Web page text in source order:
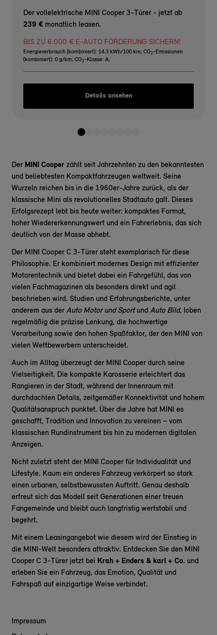
Der vollelektrische MINI Cooper 3-Türer - jetzt ab
239 € monatlich leasen.
BIS ZU 6.000 € E-AUTO FÖRDERUNG SICHERN!
Energieverbrauch (kombiniert): 14,3 kWh/100 km; CO2 -Emissionen
(kombiniert): 0 g/km; CO2 -Klasse: A;
Details ansehen
Der MINI Cooper zählt seit Jahrzehnten zu den bekanntesten
und beliebtesten Kompaktfahrzeugen weltweit. Seine
Wurzeln reichen bis in die 1960er-Jahre zurück, als der
klassische Mini als revolutionelles Stadtauto galt. Dieses
Erfolgsrezept lebt bis heute weiter: kompaktes Format,
hoher Wiedererkennungswert und ein Fahrerlebnis, das sich
deutlich von der Masse abhebt.
Der MINI Cooper C 3-Türer steht exemplarisch für diese
Philosophie. Er kombiniert modernes Design mit effizienter
Motorentechnik und bietet dabei ein Fahrgefühl, das von
vielen Fachmagazinen als besonders direkt und agil
beschrieben wird. Studien und Erfahrungsberichte, unter
anderem aus der Auto Motor und Sportund Auto Bild, loben
regelmäßig die präzise Lenkung, die hochwertige
Verarbeitung sowie den hohen Spaßfaktor, der den MINI von
vielen Wettbewerbern unterscheidet.
Auch im Alltag überzeugt der MINI Cooper durch seine
Vielseitigkeit. Die kompakte Karosserie erleichtert das
Rangieren in der Stadt, während der Innenraum mit
durchdachten Details, zeitgemäßer Konnektivität und hohem
Qualitätsanspruch punktet. Über die Jahre hat MINI es
geschafft, Tradition und Innovation zu vereinen – vom
klassischen Rundinstrument bis hin zu modernen digitalen
Anzeigen.
Nicht zuletzt steht der MINI Cooper für Individualität und
Lifestyle. Kaum ein anderes Fahrzeug verkörpert so stark
einen urbanen, selbstbewussten Auftritt. Genau deshalb
erfreut sich das Modell seit Generationen einer treuen
Fangemeinde und bleibt auch langfristig wertstabil und
begehrt.
Mit einem Leasingangebot wie diesem wird der Einstieg in
die MINI-Welt besonders attraktiv. Entdecken Sie den MINI
Cooper C 3-Türer jetzt bei Krah + Enders & karl + Co. und
erleben Sie ein Fahrzeug, das Emotion, Qualität und
Fahrspaß auf einzigartige Weise verbindet.
Impressum